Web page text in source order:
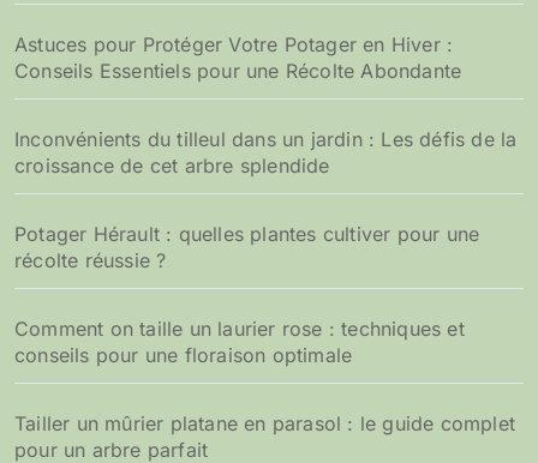
Astuces pour Protéger Votre Potager en Hiver :
Conseils Essentiels pour une Récolte Abondante
Inconvénients du tilleul dans un jardin : Les défis de la
croissance de cet arbre splendide
Potager Hérault : quelles plantes cultiver pour une
récolte réussie ?
Comment on taille un laurier rose : techniques et
conseils pour une floraison optimale
Tailler un mûrier platane en parasol : le guide complet
pour un arbre parfait